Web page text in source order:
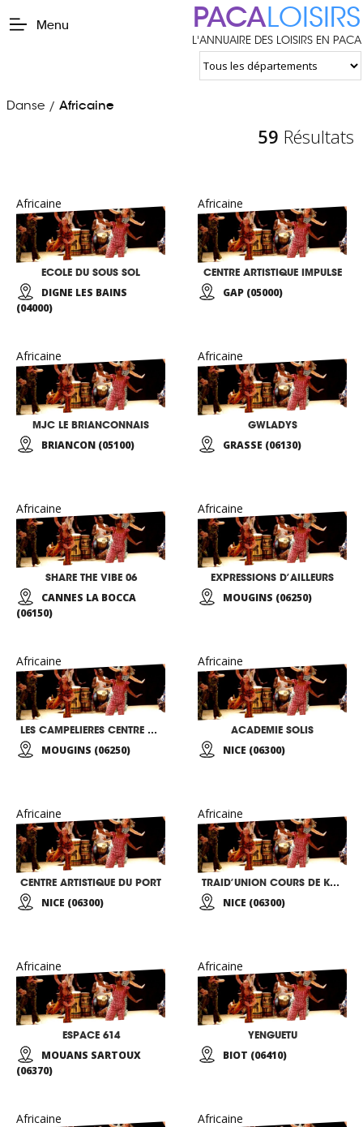
Menu PACALOISIRS
L'ANNUAIRE DES LOISIRS EN PACA
Danse / Africaine
59 Résultats
Africaine
ECOLE DU SOUS SOL
DIGNE LES BAINS
(04000)
Africaine
CENTRE ARTISTIQUE IMPULSE
GAP (05000)
Africaine
MJC LE BRIANCONNAIS
BRIANCON (05100)
Africaine
GWLADYS
GRASSE (06130)
Africaine
SHARE THE VIBE 06
CANNES LA BOCCA
(06150)
Africaine
EXPRESSIONS D’AILLEURS
MOUGINS (06250)
Africaine
LES CAMPELIERES CENTRE EDUCATIF ET CULTUREL
MOUGINS (06250)
Africaine
ACADEMIE SOLIS
NICE (06300)
Africaine
CENTRE ARTISTIQUE DU PORT
NICE (06300)
Africaine
TRAID’UNION COURS DE KORA
NICE (06300)
Africaine
ESPACE 614
MOUANS SARTOUX
(06370)
Africaine
YENGUETU
BIOT (06410)
Africaine Africaine